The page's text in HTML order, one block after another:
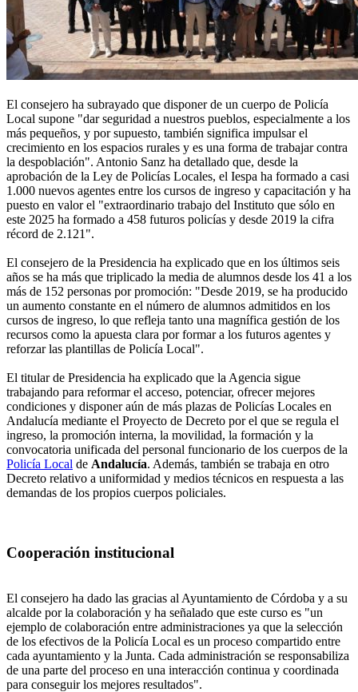
El consejero ha subrayado que disponer de un cuerpo de Policía
Local supone "dar seguridad a nuestros pueblos, especialmente a los
más pequeños, y por supuesto, también significa impulsar el
crecimiento en los espacios rurales y es una forma de trabajar contra
la despoblación". Antonio Sanz ha detallado que, desde la
aprobación de la Ley de Policías Locales, el Iespa ha formado a casi
1.000 nuevos agentes entre los cursos de ingreso y capacitación y ha
puesto en valor el "extraordinario trabajo del Instituto que sólo en
este 2025 ha formado a 458 futuros policías y desde 2019 la cifra
récord de 2.121".
El consejero de la Presidencia ha explicado que en los últimos seis
años se ha más que triplicado la media de alumnos desde los 41 a los
más de 152 personas por promoción: "Desde 2019, se ha producido
un aumento constante en el número de alumnos admitidos en los
cursos de ingreso, lo que refleja tanto una magnífica gestión de los
recursos como la apuesta clara por formar a los futuros agentes y
reforzar las plantillas de Policía Local".
El titular de Presidencia ha explicado que la Agencia sigue
trabajando para reformar el acceso, potenciar, ofrecer mejores
condiciones y disponer aún de más plazas de Policías Locales en
Andalucía mediante el Proyecto de Decreto por el que se regula el
ingreso, la promoción interna, la movilidad, la formación y la
convocatoria unificada del personal funcionario de los cuerpos de la
Policía Local de Andalucía. Además, también se trabaja en otro
Decreto relativo a uniformidad y medios técnicos en respuesta a las
demandas de los propios cuerpos policiales.
Cooperación institucional
El consejero ha dado las gracias al Ayuntamiento de Córdoba y a su
alcalde por la colaboración y ha señalado que este curso es "un
ejemplo de colaboración entre administraciones ya que la selección
de los efectivos de la Policía Local es un proceso compartido entre
cada ayuntamiento y la Junta. Cada administración se responsabiliza
de una parte del proceso en una interacción continua y coordinada
para conseguir los mejores resultados".